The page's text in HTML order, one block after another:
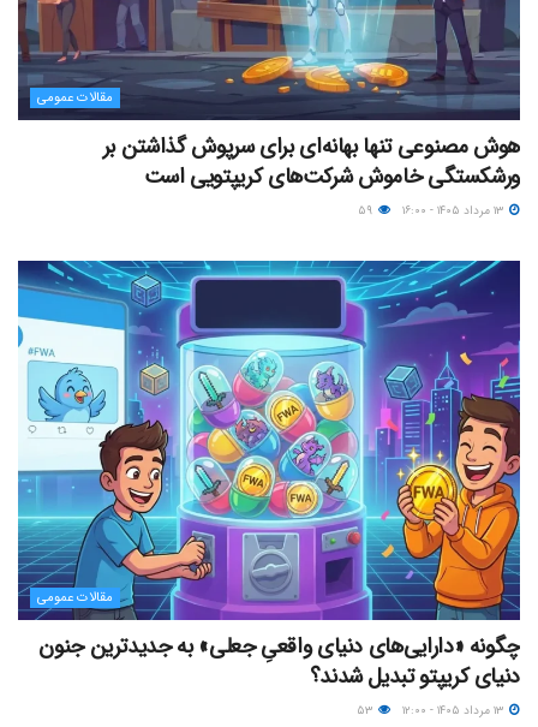
مقالات عمومی
هوش مصنوعی تنها بهانه‌ای برای سرپوش گذاشتن بر
ورشکستگی خاموش شرکت‌های کریپتویی است
مقالات عمومی
چگونه «دارایی‌های دنیای واقعیِ جعلی» به جدیدترین جنون
دنیای کریپتو تبدیل شدند؟